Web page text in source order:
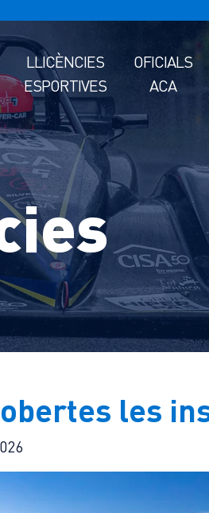
LLICÈNCIES
ESPORTIVES
OFICIALS
ACA
les